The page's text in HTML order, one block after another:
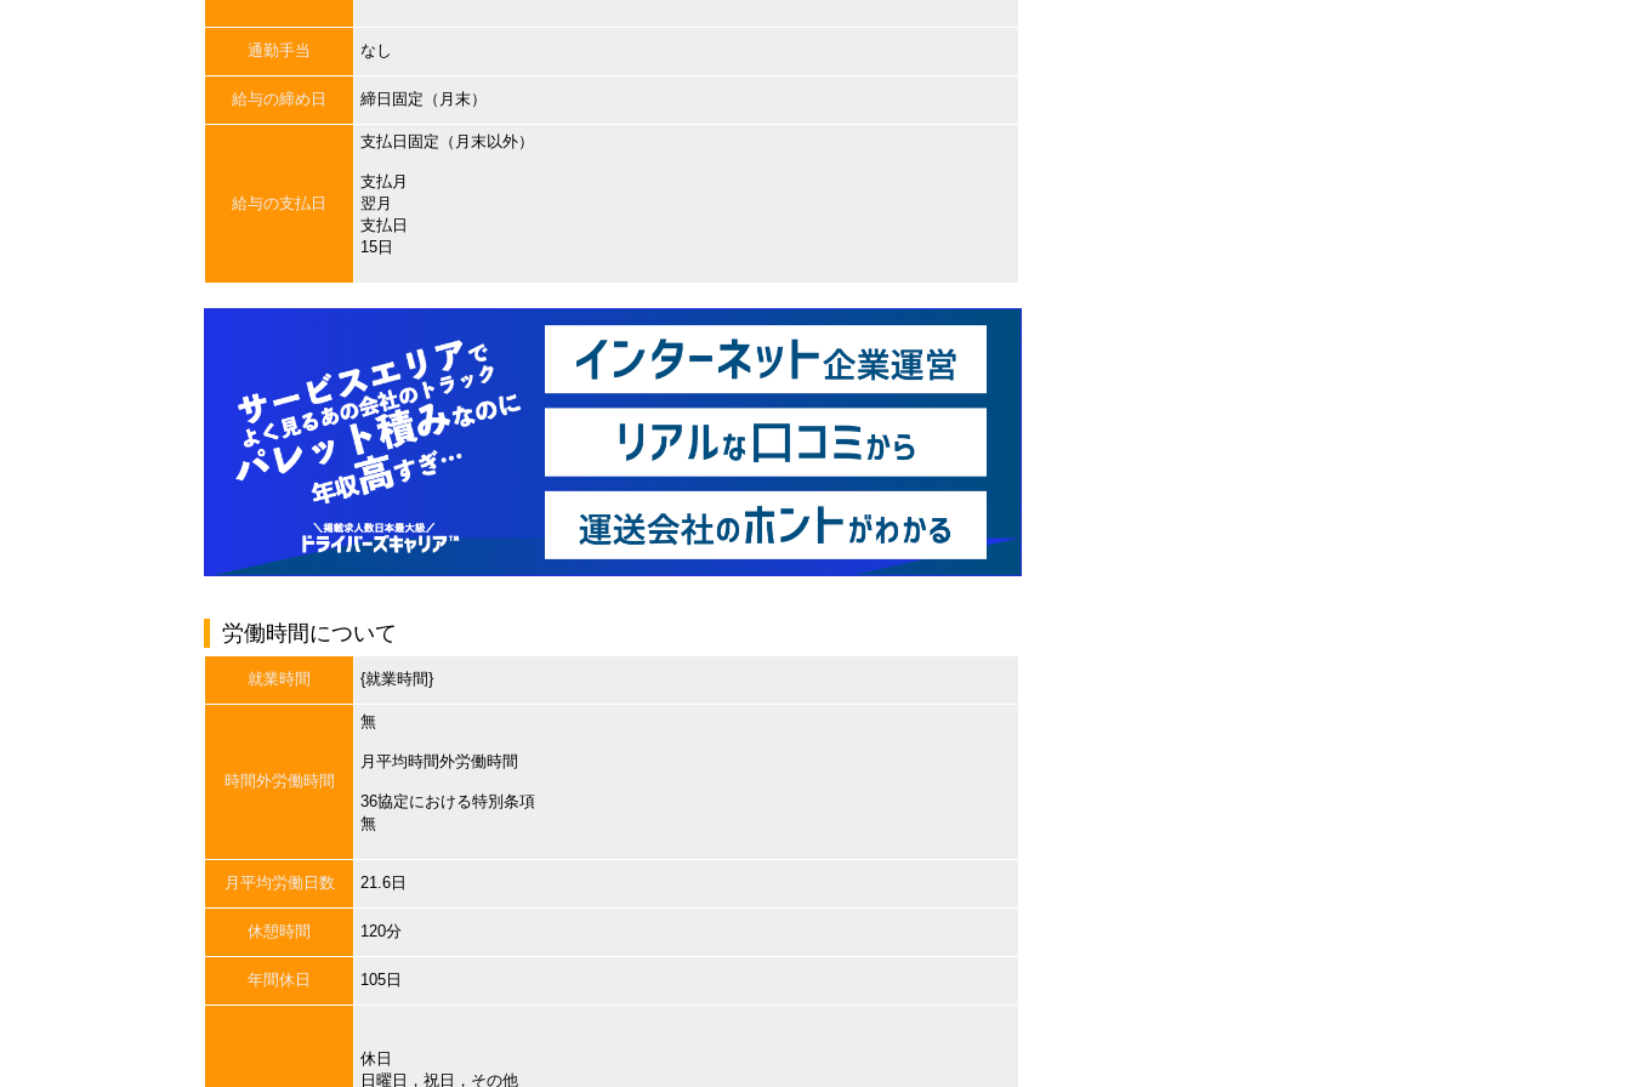
通勤手当 なし
給与の締め日 締日固定（月末）
給与の支払日
支払日固定（月末以外）
支払月
翌月
支払日
15日
労働時間について
就業時間 {就業時間}
時間外労働時間
無
月平均時間外労働時間
36協定における特別条項
無
月平均労働日数 21.6日
休憩時間 120分
年間休日 105日
休日
日曜日，祝日，その他